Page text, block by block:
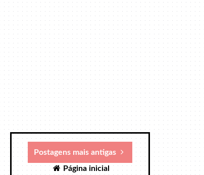
Postagens mais antigas
Página inicial